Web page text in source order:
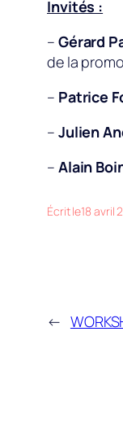
Invités :
– Gérard
de la
– Patrice
– Julien
– Alain
Écrit le18 avril
←